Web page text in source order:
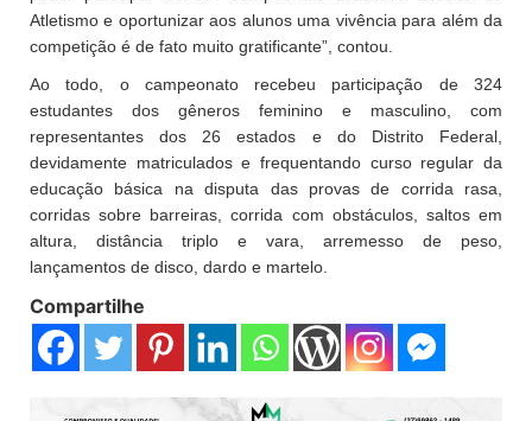
Atletismo e oportunizar aos alunos uma vivência para além da
competição é de fato muito gratificante”, contou.
Ao todo, o campeonato recebeu participação de 324
estudantes dos gêneros feminino e masculino, com
representantes dos 26 estados e do Distrito Federal,
devidamente matriculados e frequentando curso regular da
educação básica na disputa das provas de corrida rasa,
corridas sobre barreiras, corrida com obstáculos, saltos em
altura, distância triplo e vara, arremesso de peso,
lançamentos de disco, dardo e martelo.
Compartilhe